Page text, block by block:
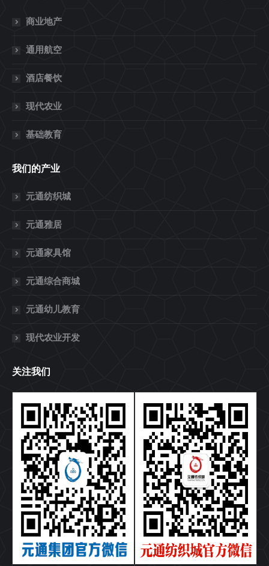
商业地产
通用航空
酒店餐饮
现代农业
基础教育
我们的产业
元通纺织城
元通雅居
元通家具馆
元通综合商城
元通幼儿教育
现代农业开发
关注我们